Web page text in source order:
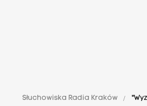
Słuchowiska Radia Kraków